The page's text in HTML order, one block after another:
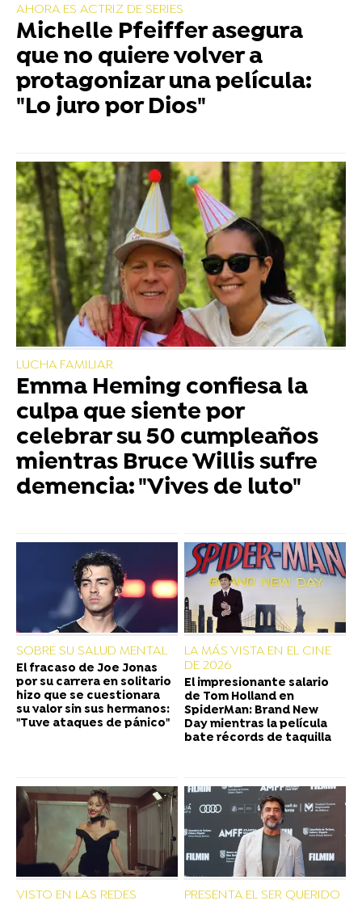
AHORA ES ACTRIZ DE SERIES
Michelle Pfeiffer asegura
que no quiere volver a
protagonizar una película:
"Lo juro por Dios"
LUCHA FAMILIAR
Emma Heming confiesa la
culpa que siente por
celebrar su 50 cumpleaños
mientras Bruce Willis sufre
demencia: "Vives de luto"
SOBRE SU SALUD MENTAL
El fracaso de Joe Jonas
por su carrera en solitario
hizo que se cuestionara
su valor sin sus hermanos:
"Tuve ataques de pánico"
LA MÁS VISTA EN EL CINE
DE 2026
El impresionante salario
de Tom Holland en
SpiderMan: Brand New
Day mientras la película
bate récords de taquilla
VISTO EN LAS REDES PRESENTA EL SER QUERIDO